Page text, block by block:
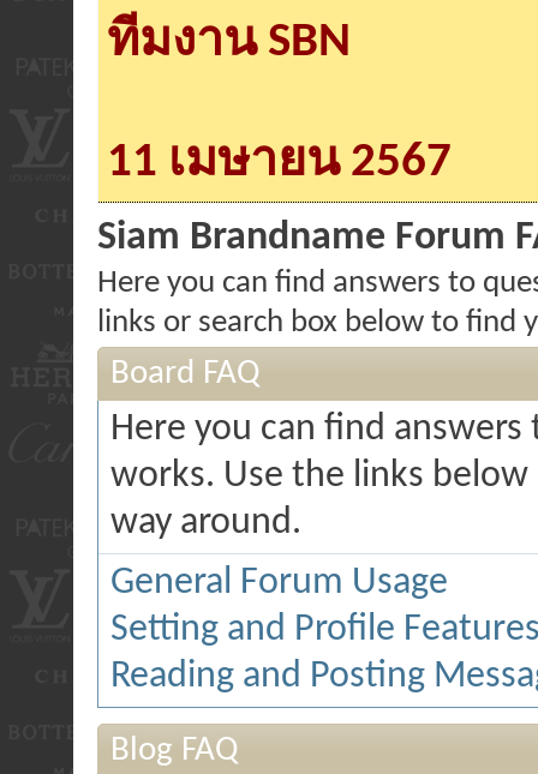
ทีมงาน SBN
11 เมษายน 2567
Siam Brandname Forum
Here you can find answers to
links or search box below to find
Board FAQ
Here you can find
works. Use the links
way around.
General Forum Usage
Setting and Profile
Reading and Posting
Blog FAQ